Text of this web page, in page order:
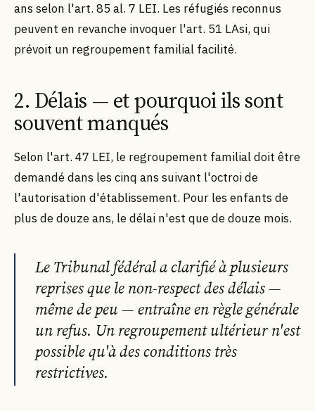
ans selon l'art. 85 al. 7 LEI. Les réfugiés reconnus
peuvent en revanche invoquer l'art. 51 LAsi, qui
prévoit un regroupement familial facilité.
2. Délais — et pourquoi ils sont
souvent manqués
Selon l'art. 47 LEI, le regroupement familial doit être
demandé dans les cinq ans suivant l'octroi de
l'autorisation d'établissement. Pour les enfants de
plus de douze ans, le délai n'est que de douze mois.
Le Tribunal fédéral a clarifié à plusieurs
reprises que le non-respect des délais —
même de peu — entraîne en règle générale
un refus. Un regroupement ultérieur n'est
possible qu'à des conditions très
restrictives.